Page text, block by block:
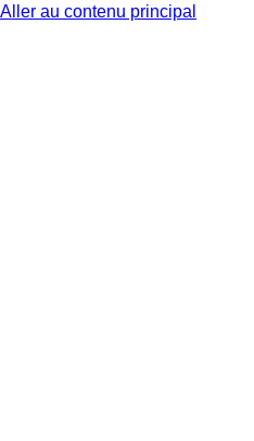
Aller au contenu principal